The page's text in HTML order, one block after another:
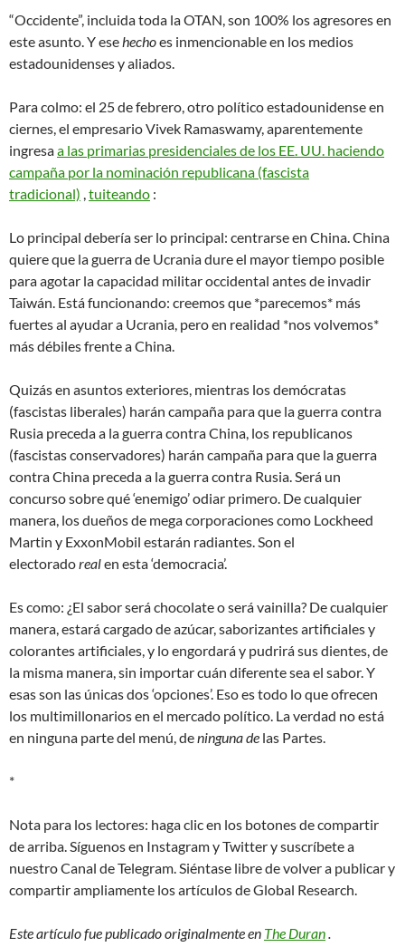
“Occidente”, incluida toda la OTAN, son 100% los agresores en
este asunto. Y esehechoes inmencionable en los medios
estadounidenses y aliados.
Para colmo: el 25 de febrero, otro político estadounidense en
ciernes, el empresario Vivek Ramaswamy, aparentemente
ingresaa las primarias presidenciales de los EE. UU. haciendo
campaña por la nominación republicana (fascista
tradicional) ,tuiteando :
Lo principal debería ser lo principal: centrarse en China. China
quiere que la guerra de Ucrania dure el mayor tiempo posible
para agotar la capacidad militar occidental antes de invadir
Taiwán. Está funcionando: creemos que *parecemos* más
fuertes al ayudar a Ucrania, pero en realidad *nos volvemos*
más débiles frente a China.
Quizás en asuntos exteriores, mientras los demócratas
(fascistas liberales) harán campaña para que la guerra contra
Rusia preceda a la guerra contra China, los republicanos
(fascistas conservadores) harán campaña para que la guerra
contra China preceda a la guerra contra Rusia. Será un
concurso sobre qué ‘enemigo’ odiar primero. De cualquier
manera, los dueños de mega corporaciones como Lockheed
Martin y ExxonMobil estarán radiantes. Son el
electoradorealen esta ‘democracia’.
Es como: ¿El sabor será chocolate o será vainilla? De cualquier
manera, estará cargado de azúcar, saborizantes artificiales y
colorantes artificiales, y lo engordará y pudrirá sus dientes, de
la misma manera, sin importar cuán diferente sea el sabor. Y
esas son las únicas dos ‘opciones’. Eso es todo lo que ofrecen
los multimillonarios en el mercado político. La verdad no está
en ninguna parte del menú, deninguna de las Partes.
*
Nota para los lectores: haga clic en los botones de compartir
de arriba. Síguenos en Instagram y Twitter y suscríbete a
nuestro Canal de Telegram. Siéntase libre de volver a publicar y
compartir ampliamente los artículos de Global Research.
Este artículo fue publicado originalmente en The Duran.